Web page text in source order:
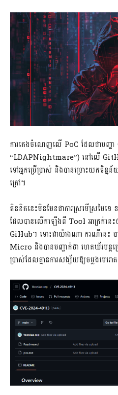
ការកេងចំណេញលើ PoC ដែលជាបញ្ហ
“LDAPNightmare”) នៅលើ
ទៅអ្នកប្រើប្រាស់ និងបានច្រោះយកទិន្ន
ក្រៅ។
តិននិកនេះមិនមែនជាការស្រមើស្រមៃទ
ដែលបានលើកឡើងពី Tool អាក្រក់នេះ
GiHub។ ទោះជាយ៉ាងណា ករណីនេះ
Micro និងបានបញ្ជាក់ថា ហេគឃ័របន្តប្
ប្រាស់ដែលគ្មានការសង្ស័យឱ្យចម្លងមេរោ